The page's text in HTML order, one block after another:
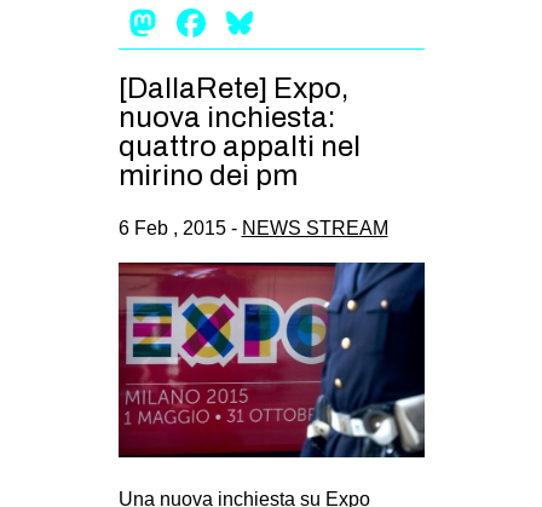
Fb
bsky
SEARCH
Mastodon
Facebook
[DallaRete] Expo,
nuova inchiesta:
quattro appalti nel
mirino dei pm
6 Feb , 2015 - NEWS STREAM
Una nuova inchiesta su Expo